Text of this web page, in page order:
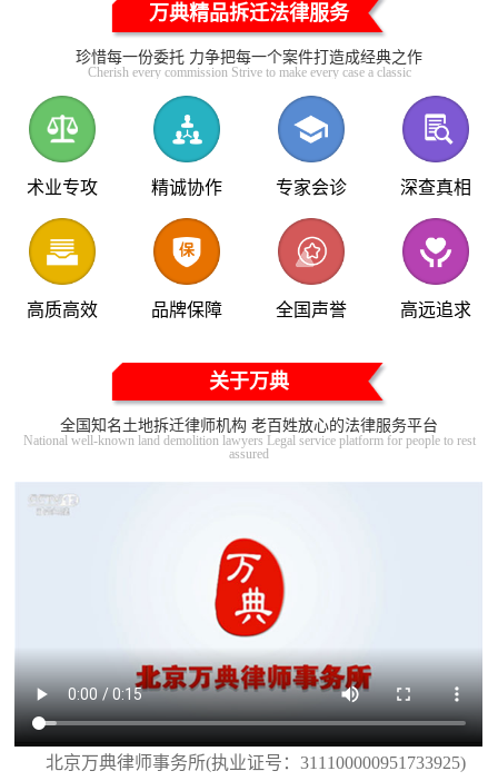
万典精品拆迁法律服务
珍惜每一份委托 力争把每一个案件打造成经典之作
Cherish every commission Strive to make every case a classic
术业专攻 精诚协作 专家会诊 深查真相
高质高效 品牌保障 全国声誉 高远追求
关于万典
全国知名土地拆迁律师机构 老百姓放心的法律服务平台
National well-known land demolition lawyers Legal service platform for people to rest
assured
北京万典律师事务所(执业证号：311100000951733925)